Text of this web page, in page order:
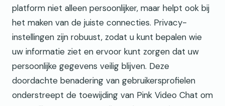
platform niet alleen persoonlijker, maar helpt ook bij
het maken van de juiste connecties. Privacy-
instellingen zijn robuust, zodat u kunt bepalen wie
uw informatie ziet en ervoor kunt zorgen dat uw
persoonlijke gegevens veilig blijven. Deze
doordachte benadering van gebruikersprofielen
onderstreept de toewijding van Pink Video Chat om